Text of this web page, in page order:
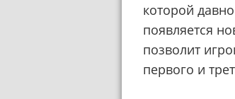
которой
появляется
позволит
первого и